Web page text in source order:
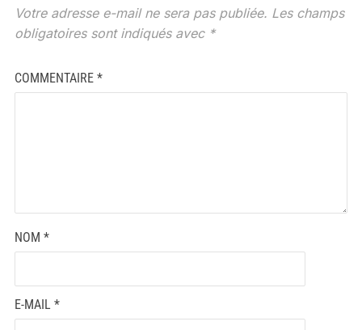
Votre adresse e-mail ne sera pas publiée. Les champs
obligatoires sont indiqués avec *
COMMENTAIRE *
NOM *
E-MAIL *